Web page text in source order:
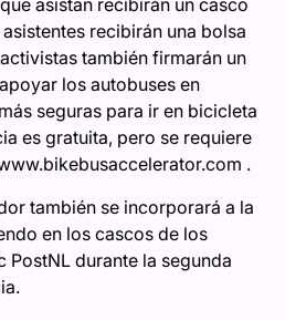
recibirán una bolsa
también firmarán un
los autobuses en
seguras para ir en bicicleta
es gratuita, pero se requiere
.
también se incorporará a la
en los cascos de los
PostNL durante la segunda